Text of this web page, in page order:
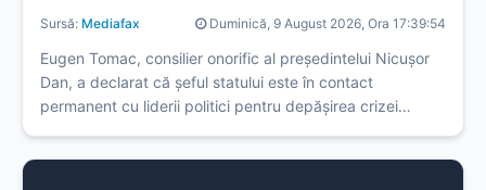
un candidat dacă el anunță că are în spate o
majoritate solidă”
Sursă: Mediafax Duminică, 9 August 2026, Ora 17:39:54
Eugen Tomac, consilier onorific al președintelui Nicușor
Dan, a declarat că șeful statului este în contact
permanent cu liderii politici pentru depășirea crizei